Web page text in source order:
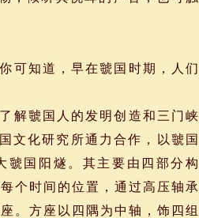
可知道，早在虢国时期，人们
解虢国人的发明创造和三门峡
文化研究所通力合作，以虢国
虢国阳燧。其主要由四部分构
个时间的位置，通过高压轴承
。方座以四隅为中轴，饰四组